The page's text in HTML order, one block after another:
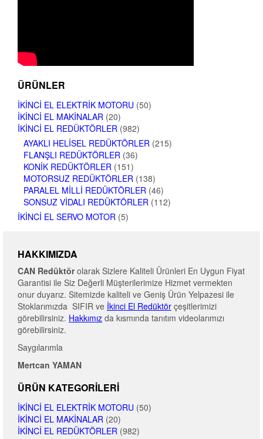
ÜRÜNLER
İKINCI EL ELEKTRIK MOTORU (50)
İKINCI EL MAKINALAR (20)
İKINCI EL REDÜKTÖRLER (982)
AYAKLI HELISEL REDÜKTÖRLER (215)
FLANŞLI REDÜKTÖRLER (36)
KONIK REDÜKTÖRLER (151)
MOTORSUZ REDÜKTÖRLER (138)
PARALEL MILLI REDÜKTÖRLER (46)
SONSUZ VIDALI REDÜKTÖRLER (112)
İKINCI EL SERVO MOTOR (5)
HAKKIMIZDA
CAN Redüktörolarak Sizlere Kaliteli Ürünleri En Uygun Fiyat
Garantisi ile Siz Değerli Müşterilerimize Hizmet vermekten
onur duyarız. Sitemizde kaliteli ve Geniş Ürün Yelpazesi ile
Stoklarımızda SIFIR ve İkinci El Redüktör çeşitlerimizi
görebilirsiniz. Hakkımız da kısmında tanıtım videolarımızı
görebilirsiniz.
Saygılarımla
Mertcan YAMAN
ÜRÜN KATEGORILERI
İKINCI EL ELEKTRIK MOTORU (50)
İKINCI EL MAKINALAR (20)
İKINCI EL REDÜKTÖRLER (982)